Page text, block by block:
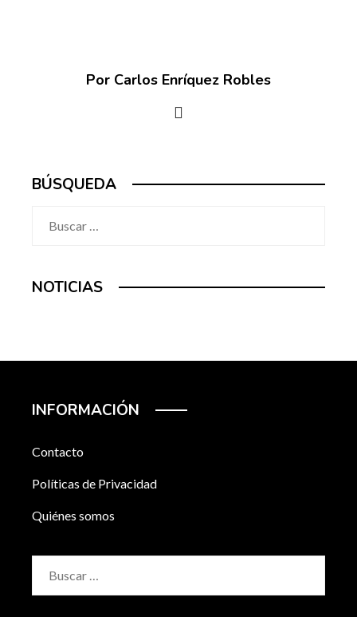
Por Carlos Enríquez Robles
BÚSQUEDA
NOTICIAS
INFORMACIÓN
Contacto
Políticas de Privacidad
Quiénes somos